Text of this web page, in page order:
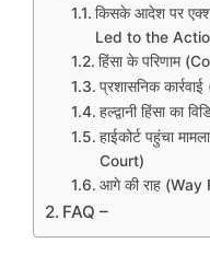
किसके आदेश पर
Led to the
हिंसा के परिणाम
प्रशासनिक
हल्द्वानी हिंसा का
हाईकोर्ट पहुंचा
Court)
आगे की राह (Way
FAQ –